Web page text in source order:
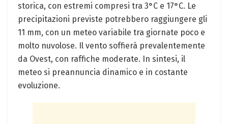
storica, con estremi compresi tra 3°C e 17°C. Le
precipitazioni previste potrebbero raggiungere gli
11 mm, con un meteo variabile tra giornate poco e
molto nuvolose. Il vento soffierà prevalentemente
da Ovest, con raffiche moderate. In sintesi, il
meteo si preannuncia dinamico e in costante
evoluzione.